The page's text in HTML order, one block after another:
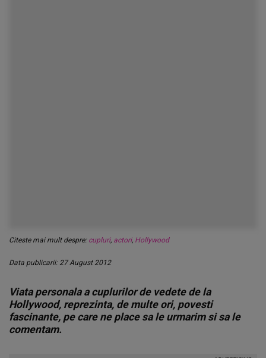
Citeste mai mult despre: cupluri, actori, Hollywood
Data publicarii: 27 August 2012
Viata personala a cuplurilor de vedete de la
Hollywood, reprezinta, de multe ori, povesti
fascinante, pe care ne place sa le urmarim si sa le
comentam.